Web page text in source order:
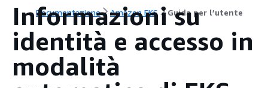
Documentazione Amazon EKS Guida per l’utente
Informazioni su
identità e accesso in
modalità